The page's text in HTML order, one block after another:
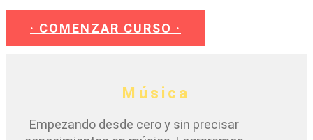
· COMENZAR CURSO ·
Música
Empezando desde cero y sin precisar